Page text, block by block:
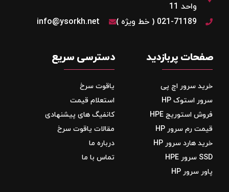
واحد 11
021-71189 ( خط ویژه )
info@ysorkh.net
صفحات پربازدید
خرید سرور اچ پی
سرور استوک HP
فروش استوریج‌ HPE
قیمت رم سرور HP
خرید هارد سرور HP
SSD سرور HPE
پاور سرور HP
دسترسی سریع
یاقوت سرخ
استعلام قیمت
کانفیگ های پیشنهادی
مقالات یاقوت سرخ
درباره ما
تماس با ما